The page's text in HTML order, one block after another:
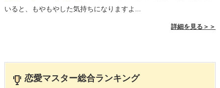
いると、もやもやした気持ちになりますよ...
詳細を見る＞＞
恋愛マスター総合ランキング